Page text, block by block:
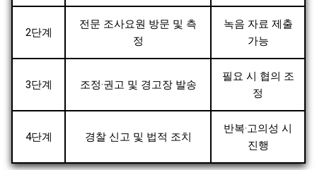
2단계
전문 조사요원 방문 및 측
정
녹음 자료 제출
가능
3단계 조정·권고 및 경고장 발송
필요 시 협의 조
정
4단계 경찰 신고 및 법적 조치
반복·고의성 시
진행